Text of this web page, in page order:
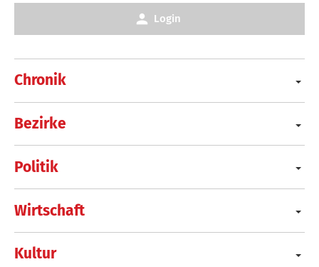
Chronik
Bezirke
Politik
Wirtschaft
Kultur
Login